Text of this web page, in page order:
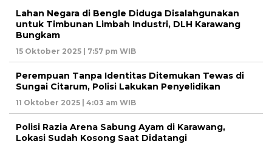
Lahan Negara di Bengle Diduga Disalahgunakan
untuk Timbunan Limbah Industri, DLH Karawang
Bungkam
15 Oktober 2025 | 7:57 pm WIB
Perempuan Tanpa Identitas Ditemukan Tewas di
Sungai Citarum, Polisi Lakukan Penyelidikan
11 Oktober 2025 | 4:03 am WIB
Polisi Razia Arena Sabung Ayam di Karawang,
Lokasi Sudah Kosong Saat Didatangi